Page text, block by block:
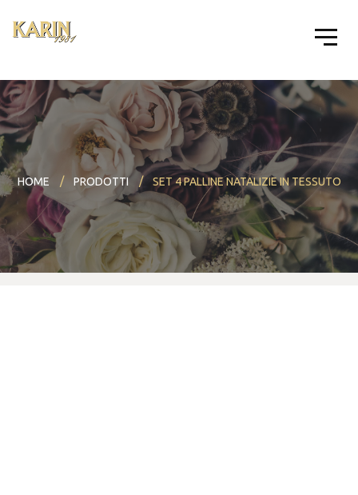
HOME PRODOTTI SET 4 PALLINE NATALIZIE IN TESSUTO